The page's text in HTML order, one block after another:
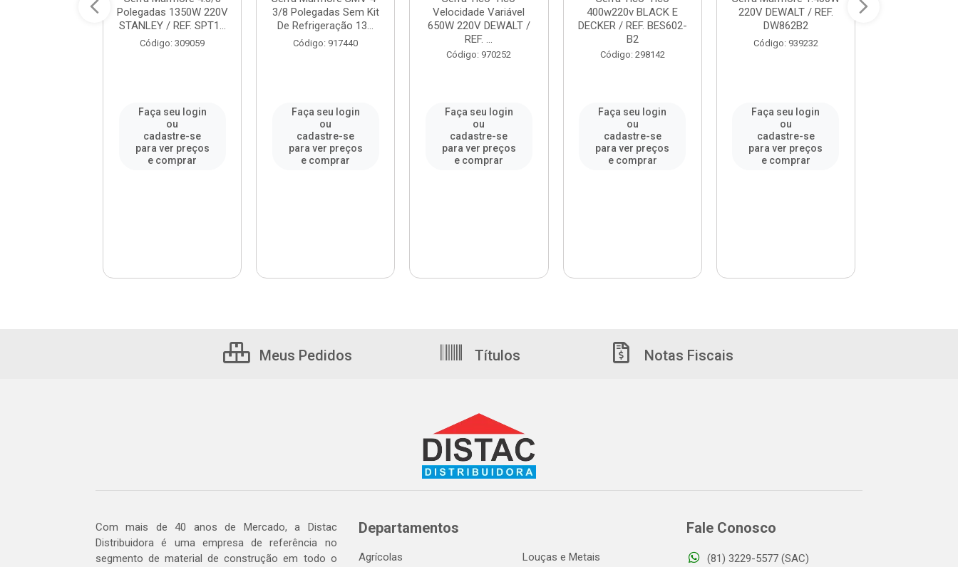
Polegadas 1350W 220V
STANLEY / REF. SPT1...
Código: 309059
Faça seu login
ou
cadastre-se
para ver preços
e comprar
3/8 Polegadas Sem Kit
De Refrigeração 13...
Código: 917440
Faça seu login
ou
cadastre-se
para ver preços
e comprar
Velocidade Variável
650W 220V DEWALT /
REF. ...
Código: 970252
Faça seu login
ou
cadastre-se
para ver preços
e comprar
400w220v BLACK E
DECKER / REF. BES602-
B2
Código: 298142
Faça seu login
ou
cadastre-se
para ver preços
e comprar
220V DEWALT / REF.
DW862B2
Código: 939232
Faça seu login
ou
cadastre-se
para ver preços
e comprar
Meus Pedidos Títulos Notas Fiscais
Com mais de 40 anos de Mercado, a Distac
Distribuidora é uma empresa de referência no
segmento de material de construção em todo o
Departamentos
Agrícolas
Louças e Metais
Fale Conosco
(81) 3229-5577 (SAC)